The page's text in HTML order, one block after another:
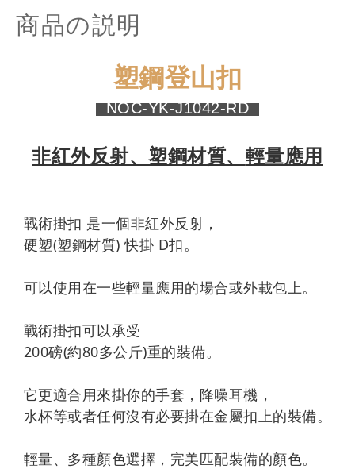
商品の説明
塑鋼登山扣
NOC-YK-J1042-RD
非紅外反射、塑鋼材質、 輕量應用
戰術掛扣 是一個非紅外反射，
硬塑(塑鋼材質) 快掛 D扣。
可以使用在一些輕量應用的場合或外載包上。
戰術掛扣可以承受
200磅(約80多公斤)重的裝備。
它更適合用來掛你的手套，降噪耳機，
水杯等或者任何沒有必要掛在金屬扣上的裝備。
輕量、多種顏色選擇，完美匹配裝備的顏色。